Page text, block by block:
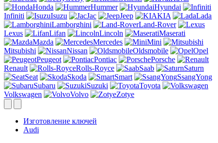
Honda
Hummer
Hyundai
Infiniti
Isuzu Jac Jeep KIA
Lada
Lamborghini
Land-Rover
Lexus
Lifan Lincoln
Maserati
Mazda
Mercedes
Mini
Mitsubishi
Nissan Oldsmobile
Opel
Peugeot
Pontiac
Porsche
Renault
Rolls-Royce Saab
Saturn
Seat
Skoda Smart
SsangYong
Subaru
Suzuki
Toyota
Volkswagen
Volvo Zotye
Изготовление ключей
Audi